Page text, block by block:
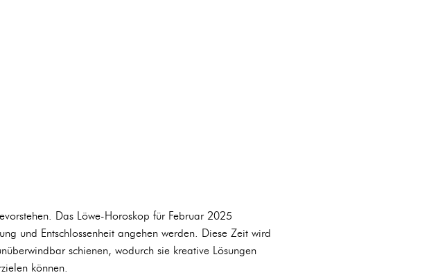
Das Löwe-Horoskop für Februar 2025
und Entschlossenheit angehen werden. Diese Zeit wird
schienen, wodurch sie kreative Lösungen
können.